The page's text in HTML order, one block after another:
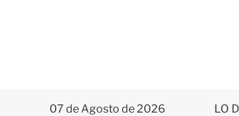
07 de Agosto de 2026 LO